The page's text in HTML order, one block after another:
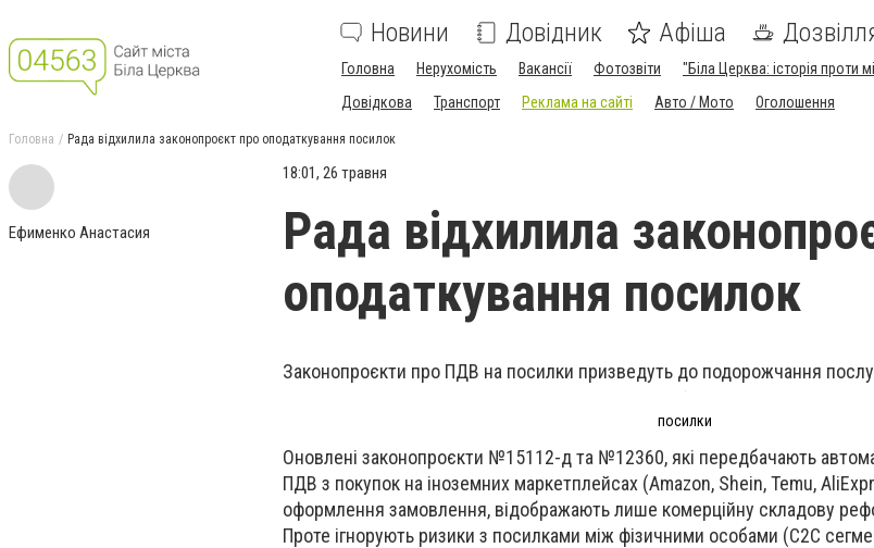
Новини Довідник Афіша
Головна Нерухомість Вакансії Фотозвіти "Біла Церква: історія проти
Довідкова
Транспорт Реклама на сайті Авто / Мото Оголошення
Головна Рада відхилила законопроєкт про оподаткування посилок
Ефименко Анастасия
18:01, 26 травня
Рада відхилила
оподаткування посилок
Законопроєкти про ПДВ на посилки призведуть до подорожчання
посилки
Оновлені законопроєкти №15112-д та №12360, які передбачають
ПДВ з покупок на іноземних маркетплейсах (Amazon, Shein, Temu,
оформлення замовлення, відображають лише комерційну складову
Проте ігнорують ризики з посилками між фізичними особами (С2С